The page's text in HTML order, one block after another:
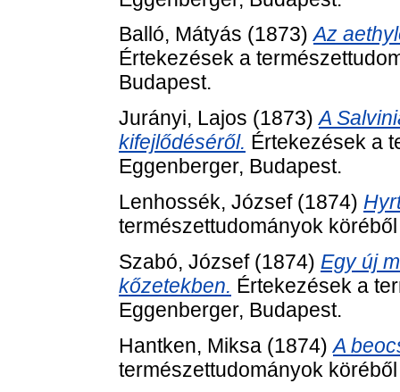
Balló, Mátyás (1873)Az
Értekezések a
Budapest.
Jurányi, Lajos (1873)A
kifejlődéséről. Értekezések a
Eggenberger, Budapest.
Lenhossék, József(1874)
természettudományok
Szabó, József(1874) Egy új
kőzetekben. Értekezések a
Eggenberger, Budapest.
Hantken, Miksa (1874)A
természettudományok